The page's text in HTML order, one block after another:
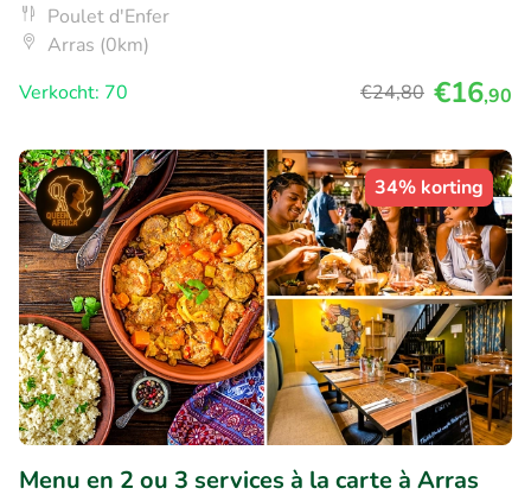
Poulet d'Enfer
Arras (0km)
Verkocht: 70
€24,80 €16,90
34% korting
Menu en 2 ou 3 services à la carte à Arras